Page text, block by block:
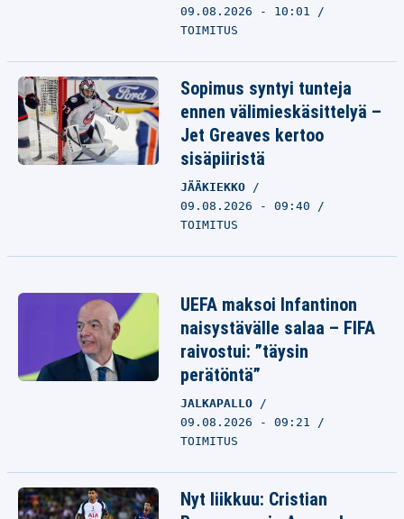
09.08.2026 - 10:01
TOIMITUS
Sopimus syntyi tunteja
ennen välimieskäsittelyä –
Jet Greaves kertoo
sisäpiiristä
JÄÄKIEKKO
09.08.2026 - 09:40
TOIMITUS
UEFA maksoi Infantinon
naisystävälle salaa – FIFA
raivostui: ”täysin
perätöntä”
JALKAPALLO
09.08.2026 - 09:21
TOIMITUS
Nyt liikkuu: Cristian